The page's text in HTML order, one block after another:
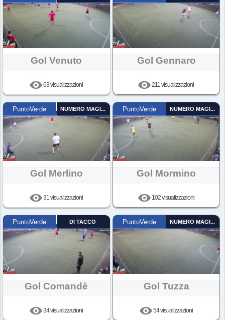
Gol Venuto
63 visualizzazioni
Gol Gennaro
211 visualizzazioni
PuntoVerde NUMERO MAGICO
Gol Merlino
31 visualizzazioni
PuntoVerde NUMERO MAGICO
Gol Mormino
102 visualizzazioni
PuntoVerde DI TACCO
Gol Comandè
34 visualizzazioni
PuntoVerde NUMERO MAGICO
Gol Tuzza
54 visualizzazioni